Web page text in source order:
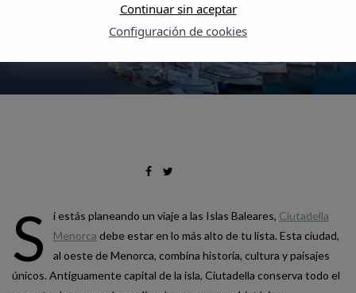
S i estás planeando un viaje a las Islas Baleares, Ciutadella
Menorca debe estar en lo más alto de tu lista. Esta ciudad,
al oeste de Menorca, combina historia, cultura y paisajes
únicos. Antiguamente capital de la isla, Ciutadella conserva todo el
Configuración de cookies
Continuar sin aceptar